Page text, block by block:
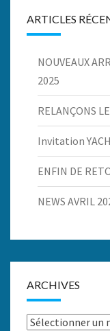
ARTICLES
NOUVEAUX
2025
RELANÇONS
Invitation
ENFIN DE
NEWS AVRIL
ARCHIVES
Archives